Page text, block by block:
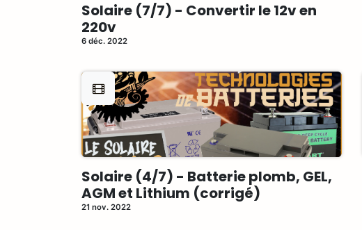
Solaire (7/7) - Convertir le 12v en
220v
6 déc. 2022
Solaire (4/7) - Batterie plomb, GEL,
AGM et Lithium (corrigé)
21 nov. 2022